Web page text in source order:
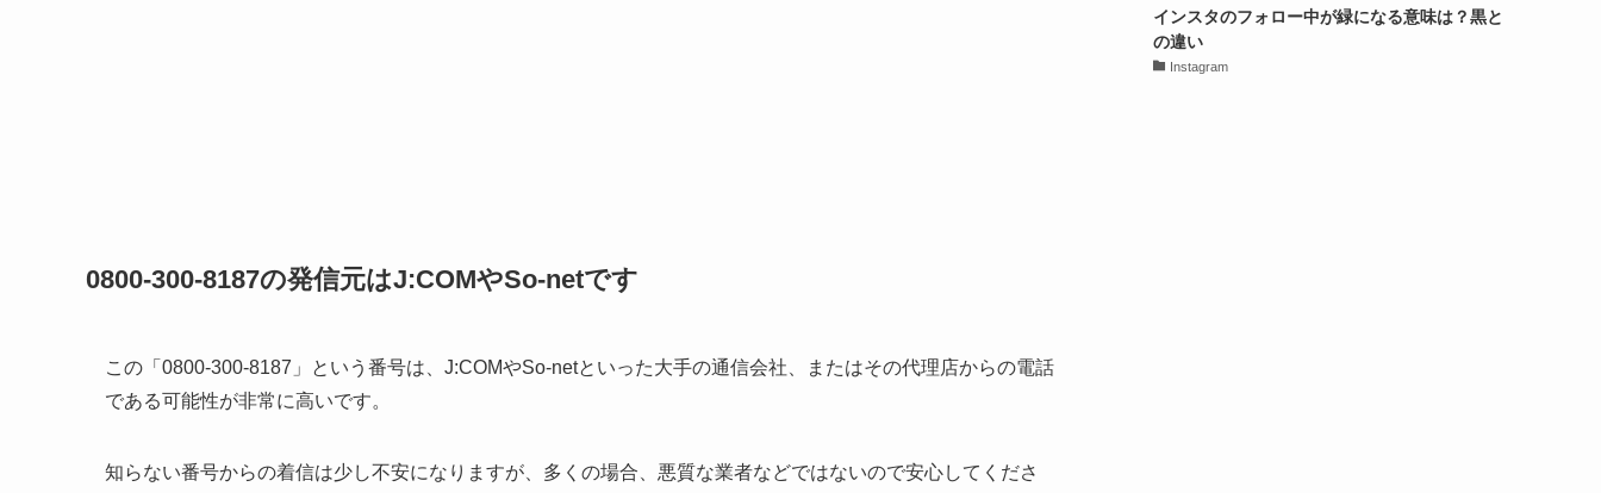
0800-300-8187の発信元はJ:COMやSo-netです
この「0800-300-8187」という番号は、J:COMやSo-netといった大手の通信会社、またはその代理店からの電話
である可能性が非常に高いです。
知らない番号からの着信は少し不安になりますが、多くの場合、悪質な業者などではないので安心してくださ
インスタのフォロー中が緑になる意味は？黒と
の違い
Instagram